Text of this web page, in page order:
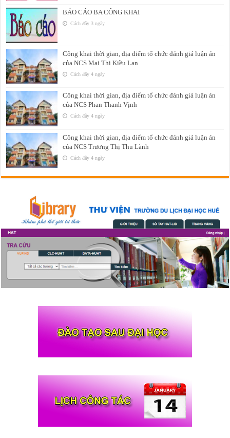
BÁO CÁO BA CÔNG KHAI
Cách đây 3 ngày
Công khai thời gian, địa điểm tổ chức đánh giá luận án
của NCS Mai Thị Kiều Lan
Cách đây 4 ngày
Công khai thời gian, địa điểm tổ chức đánh giá luận án
của NCS Phan Thanh Vịnh
Cách đây 4 ngày
Công khai thời gian, địa điểm tổ chức đánh giá luận án
của NCS Trương Thị Thu Lành
Cách đây 4 ngày